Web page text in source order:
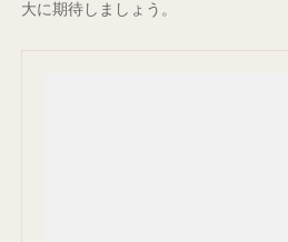
大に期待しましょう。